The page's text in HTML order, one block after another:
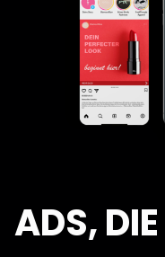
ADS,